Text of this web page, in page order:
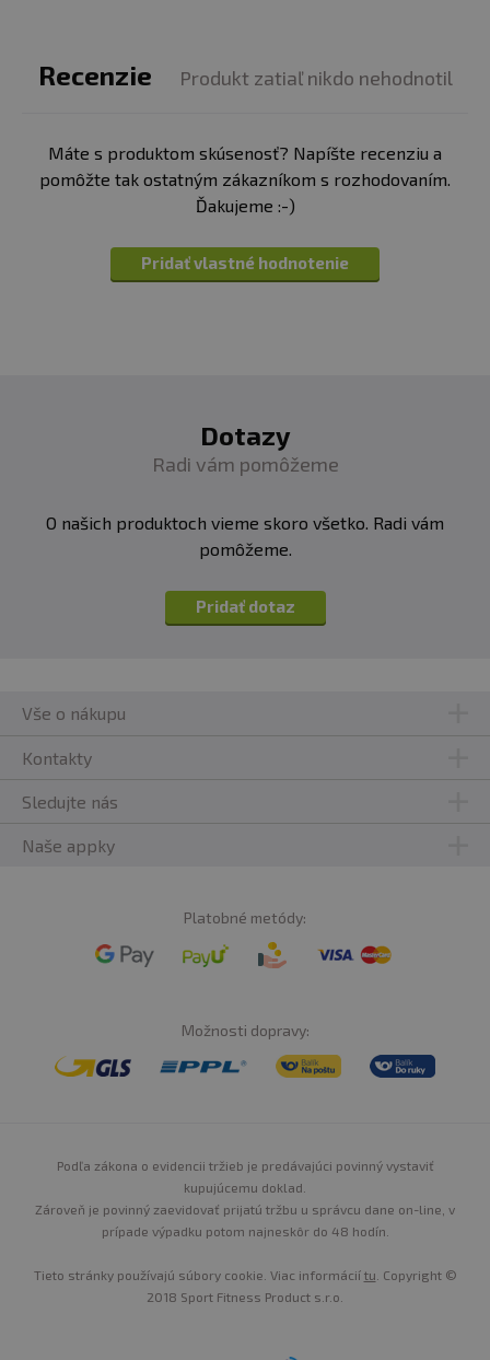
Recenzie Produkt zatiaľ nikdo nehodnotil
Máte s produktom skúsenosť? Napíšte recenziu a
pomôžte tak ostatným zákazníkom s rozhodovaním.
Ďakujeme :-)
Pridať vlastné hodnotenie
Dotazy
Radi vám pomôžeme
O našich produktoch vieme skoro všetko. Radi vám
pomôžeme.
Pridať dotaz
Vše o nákupu
Kontakty
Sledujte nás
Naše appky
Platobné metódy:
Možnosti dopravy:
Podľa zákona o evidencii tržieb je predávajúci povinný vystaviť
kupujúcemu doklad.
Zároveň je povinný zaevidovať prijatú tržbu u správcu dane on-line, v
prípade výpadku potom najneskôr do 48 hodín.
Tieto stránky používajú súbory cookie. Viac informácií tu . Copyright ©
2018 Sport Fitness Product s.r.o.